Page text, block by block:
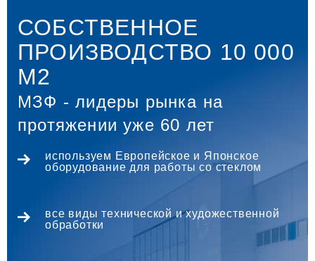
СОБСТВЕННОЕ
ПРОИЗВОДСТВО 10 000
М2
МЗФ - лидеры рынка на
протяжении уже 60 лет
используем Европейское и Японское
оборудование для работы со стеклом
все виды технической и художественной
обработки